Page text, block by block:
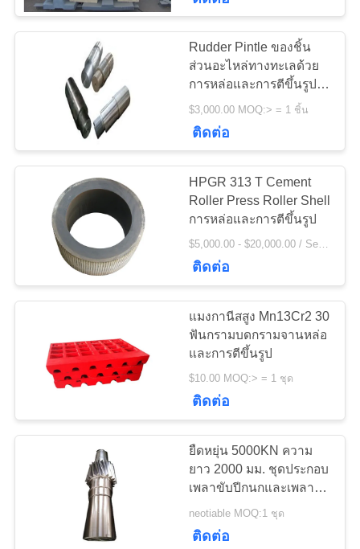
เรา
ขอ
เสนอ
เว็บไซต์
POLICY
หล่อและตีขึ้นรูป
เตาเผาแบบหมุน
ซีเมนต์
โรงบดแร่
268
เครื่องบดหิน
236
Rudder Pintle ของชิ้น
ส่วนอะไหล่ทางทะเลด้วย
การหล่อและการตีขึ้นรูป
60T และ 150T
$3,000.00 MOQ:> = 1 ชิ้น
ติดต่อ
HPGR 313 T Cement
Roller Press Roller Shell
การหล่อและการตีขึ้นรูป
$5,000.00 - $20,000.00 / Set MOQ:1 ตั้ง / ชุด
ติดต่อ
แมงกานีสสูง Mn13Cr2 30
ฟันกรามบดกรามจานหล่อ
และการตีขึ้นรูป
$10.00 MOQ:> = 1 ชุด
ติดต่อ
ยืดหยุ่น 5000KN ความ
ยาว 2000 มม. ชุดประกอบ
เพลาขับปีกนกและเพลา
ปีกนกราคาโรงงาน
neotiable MOQ:1 ชุด
ติดต่อ